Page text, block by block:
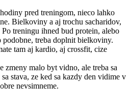
pred treningom, nieco lahko
Bielkoviny a aj trochu sacharidov,
treningu ihned bud protein, alebo
podobne, treba doplnit bielkoviny.
tam aj kardio, aj crossfit, cize
zmeny malo byt vidno, ale treba sa
stava, ze ked sa kazdy den vidime v
nevsimneme.